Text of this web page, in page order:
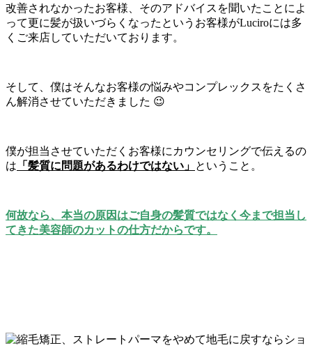
改善されなかったお客様、そのアドバイスを聞いたことによ
って更に髪が扱いづらくなったというお客様がLuciroには多
くご来店していただいております。
そして、僕はそんなお客様の悩みやコンプレックスをたくさ
ん解消させていただきました 😉
僕が担当させていただくお客様にカウンセリングで伝えるの
は 「髪質に問題があるわけではない」 ということ。
何故なら、本当の原因はご自身の髪質ではなく今まで担当し
てきた美容師のカットの仕方だからです。